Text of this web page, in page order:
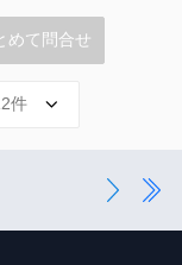
めて問合せ
2
次
へ